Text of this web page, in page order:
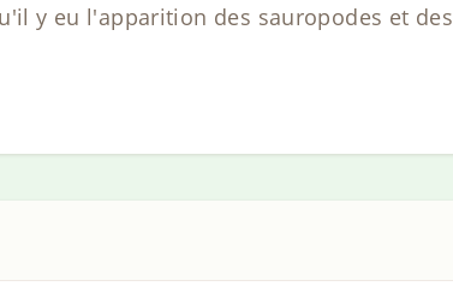
y eu l'apparition des sauropodes et des